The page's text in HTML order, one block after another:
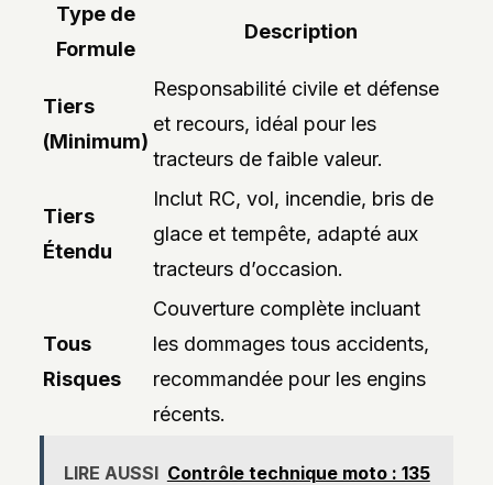
Type de
Formule
Description
Tiers
(Minimum)
Responsabilité civile et défense
et recours, idéal pour les
tracteurs de faible valeur.
Tiers
Étendu
Inclut RC, vol, incendie, bris de
glace et tempête, adapté aux
tracteurs d’occasion.
Tous
Risques
Couverture complète incluant
les dommages tous accidents,
recommandée pour les engins
récents.
LIRE AUSSI Contrôle technique moto : 135